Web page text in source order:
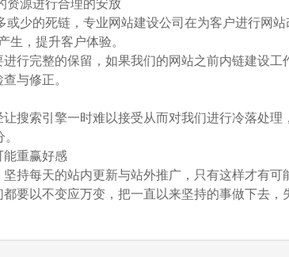
源进行合理的安放
的死链，专业网站建设公司在为客户进行网站
生，提升客户体验。
完整的保留，如果我们的网站之前内链建设工
与修正。
索引擎一时难以接受从而对我们进行冷落处理
重赢好感
持每天的站内更新与站外推广，只有这样才有可
要以不变应万变，把一直以来坚持的事做下去，